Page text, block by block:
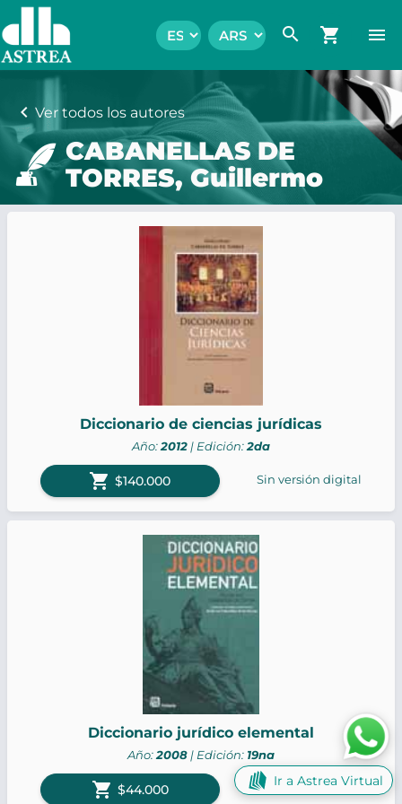
search shopping_cart menu
chevron_left Ver todos los autores
CABANELLAS DE
TORRES, Guillermo
Diccionario de ciencias jurídicas
Año:2012 | Edición:2da
shopping_cart $140.000 Sin versión digital
Diccionario jurídico elemental
Año:2008 | Edición: 19na
shopping_cart $44.000 Sin versión digital
Ir a Astrea Virtual